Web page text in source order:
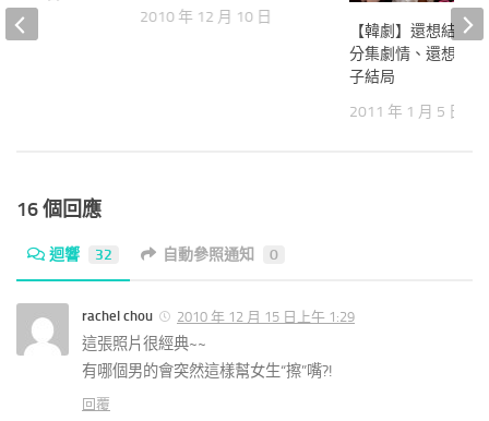
2010 年 12 月 10 日
【韓劇】還想結婚
分集劇情、還想結
子結局
2011 年 1 月 5 日
16 個回應
迴響 32 自動參照通知 0
rachel chou 2010 年 12 月 15 日上午 1:29
這張照片很經典~~
有哪個男的會突然這樣幫女生“擦”嘴?!
回覆